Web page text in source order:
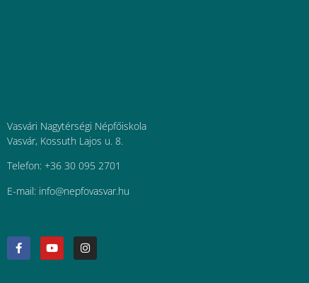
Vasvári Nagytérségi Népfőiskola
Vasvár, Kossuth Lajos u. 8.
Telefon: +36 30 095 2701
E-mail: uh.ravsavofpen@ofni